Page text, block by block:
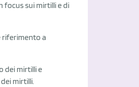
focus sui mirtilli e di
riferimento a
dei mirtilli e
mirtilli.